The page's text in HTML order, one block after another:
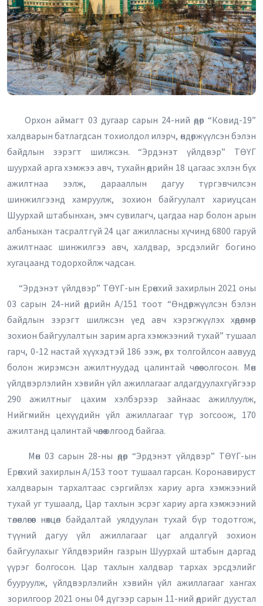
Орхон аймагт 03 дугаар сарын 24-ний өдөр “Ковид-19”
халдварын батлагдсан тохиолдол илэрч, өндөржүүлсэн бэлэн
байдлын зэрэгт шилжсэн. “Эрдэнэт үйлдвэр” ТӨҮГ
шуурхай арга хэмжээ авч, тухайн өдрийн 18 цагаас эхлэн бүх
ажилтнаа ээлж, дарааллын дагуу түргэвчилсэн
шинжилгээнд хамруулж, зохион байгуулалт хариуцсан
Шуурхай штабынхан, эмч сувилагч, цагдаа нар болон арын
албаныхан тасралтгүй 24 цаг ажилласны хүчинд 6800 гаруй
ажилтнаас шинжилгээ авч, халдвар, эрсдэлийг богино
хугацаанд тодорхойлж чадсан.
“Эрдэнэт үйлдвэр” ТӨҮГ-ын Ерөнхий захирлын 2021 оны
03 сарын 24-ний өдрийн А/151 тоот “Өндөржүүлсэн бэлэн
байдлын зэрэгт шилжсэн үед авч хэрэгжүүлэх хөдөлмөр
зохион байгуулалтын зарим арга хэмжээний тухай” тушаал
гарч, 0-12 настай хүүхэдтэй 186 ээж, өрх толгойлсон аавууд
болон жирэмсэн ажилтнуудад цалинтай чөлөө олгосон. Мөн
үйлдвэрлэлийн хэвийн үйл ажиллагааг алдагдуулахгүйгээр
290 ажилтныг цахим хэлбэрээр зайнаас ажиллуулж,
Нийгмийн цехүүдийн үйл ажиллагааг түр зогсоож, 170
ажилтанд цалинтай чөлөө олгоод байгаа.
Мөн 03 сарын 28-ны өдөр “Эрдэнэт үйлдвэр” ТӨҮГ-ын
Ерөнхий захирлын А/153 тоот тушаал гарсан. Коронавируст
халдварын тархалтаас сэргийлэх хариу арга хэмжээний
тухай уг тушаалд, Цар тахлын эсрэг хариу арга хэмжээний
төлөвлөгөөг нөхцөл байдалтай уялдуулан тухай бүр тодотгож,
түүний дагуу үйл ажиллагааг цаг алдалгүй зохион
байгуулахыг Үйлдвэрийн газрын Шуурхай штабын даргад
үүрэг болгосон. Цар тахлын халдвар тархах эрсдэлийг
бууруулж, үйлдвэрлэлийн хэвийн үйл ажиллагааг хангах
зорилгоор 2021 оны 04 дүгээр сарын 11-ний өдрийг дуустал